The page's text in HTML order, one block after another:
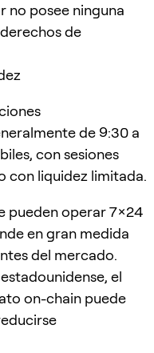
no posee ninguna
de
de 9:30 a
con sesiones
con liquidez limitada.
pueden operar 7×24
en gran medida
del mercado.
el
on-chain puede